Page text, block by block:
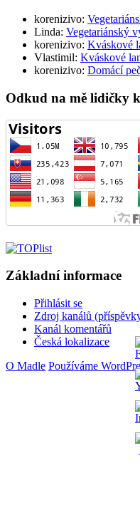
korenizivo:
Linda: Vegetariánský
korenizivo: Kváskové
Vlastimil: Kváskové
korenizivo: Domácí
Odkud na mě lidičky
Základní informace
Přihlásit se
Zdroj kanálů
Kanál komentářů
Česká lokalizace
O Madle Používáme